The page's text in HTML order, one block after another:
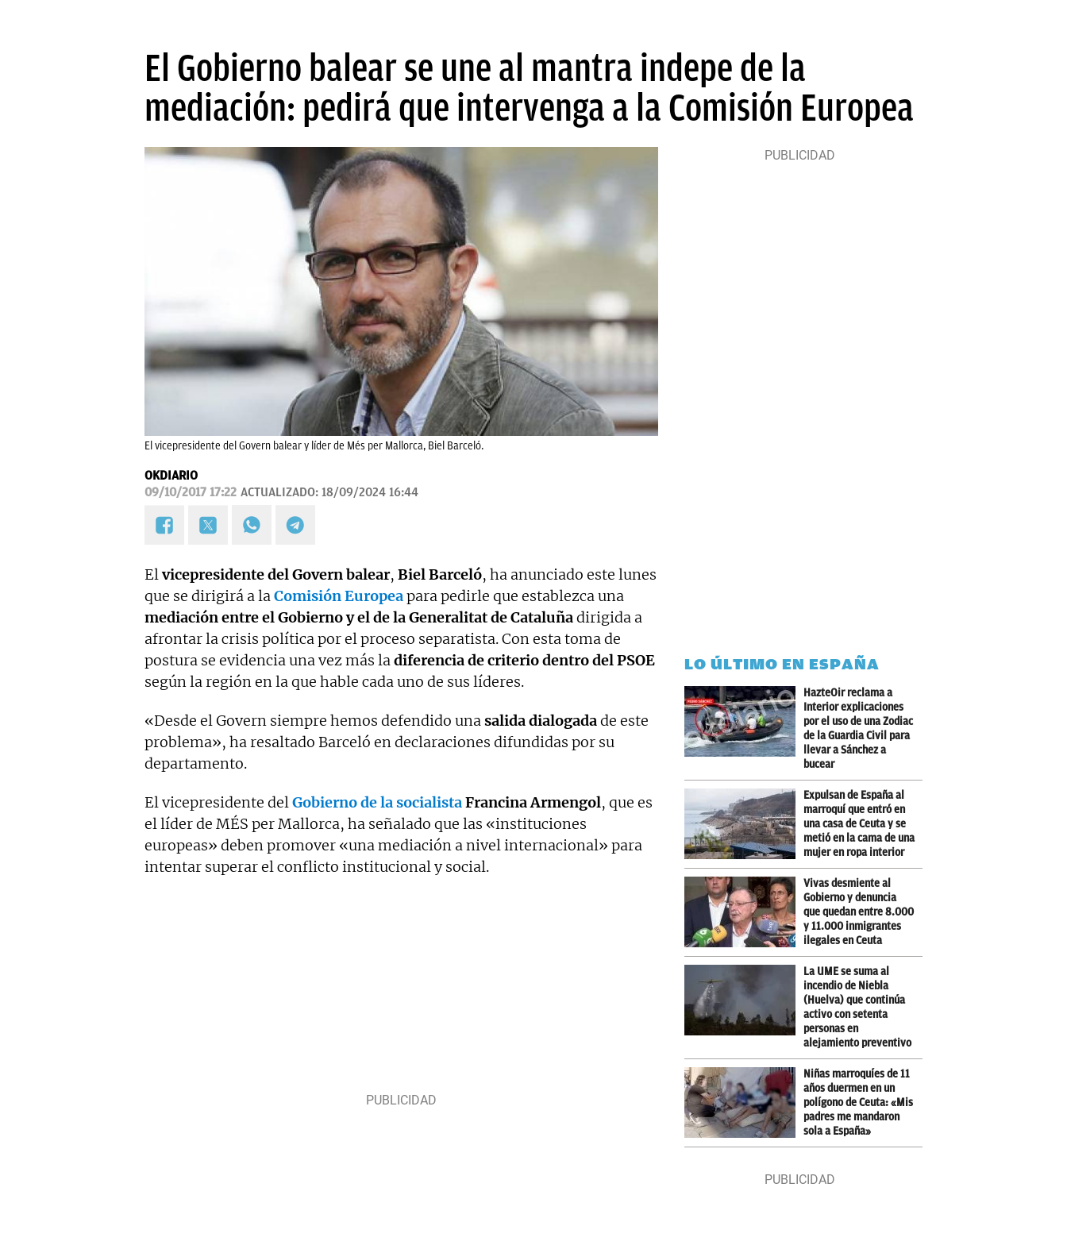
El Gobierno balear se une al mantra indepe de la
mediación: pedirá que intervenga a la Comisión Europea
El vicepresidente del Govern balear y líder de Més per Mallorca, Biel Barceló.
OKDIARIO
09/10/2017 17:22 ACTUALIZADO: 18/09/2024 16:44
Elvicepresidente del Govern balear, Biel Barceló, ha anunciado este lunes
que se dirigirá a laComisión Europeapara pedirle que establezca una
mediación entre el Gobierno y el de la Generalitat de Cataluñadirigida a
afrontar la crisis política por el proceso separatista. Con esta toma de
postura se evidencia una vez más ladiferencia de criterio dentro del PSOE
según la región en la que hable cada uno de sus líderes.
«Desde el Govern siempre hemos defendido unasalida dialogadade este
problema», ha resaltado Barceló en declaraciones difundidas por su
departamento.
El vicepresidente delGobierno de la socialistaFrancina Armengol, que es
el líder de MÉS per Mallorca, ha señalado que las «instituciones
europeas» deben promover «una mediación a nivel internacional» para
intentar superar el conflicto institucional y social.
LO ÚLTIMO EN ESPAÑA
HazteOir reclama a
Interior explicaciones
por el uso de una Zodiac
de la Guardia Civil para
llevar a Sánchez a
bucear
Expulsan de España al
marroquí que entró en
una casa de Ceuta y se
metió en la cama de una
mujer en ropa interior
Vivas desmiente al
Gobierno y denuncia
que quedan entre 8.000
y 11.000 inmigrantes
ilegales en Ceuta
La UME se suma al
incendio de Niebla
(Huelva) que continúa
activo con setenta
personas en
alejamiento preventivo
Niñas marroquíes de 11
años duermen en un
polígono de Ceuta: «Mis
padres me mandaron
sola a España»